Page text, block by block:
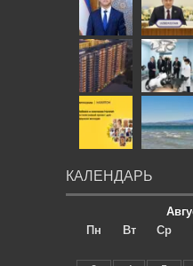
КАЛЕНДАРЬ
Пн
Вт Ср